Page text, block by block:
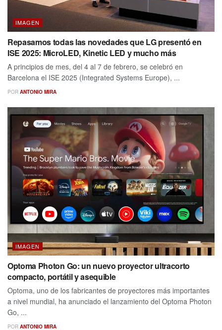
IMAGEN
Repasamos todas las novedades que LG presentó en
ISE 2025: MicroLED, Kinetic LED y mucho más
A principios de mes, del 4 al 7 de febrero, se celebró en
Barcelona el ISE 2025 (Integrated Systems Europe), ...
POR ANTONIO MIRA
IMAGEN
Optoma Photon Go: un nuevo proyector ultracorto
compacto, portátil y asequible
Optoma, uno de los fabricantes de proyectores más importantes
a nivel mundial, ha anunciado el lanzamiento del Optoma Photon
Go, ...
POR ANTONIO MIRA